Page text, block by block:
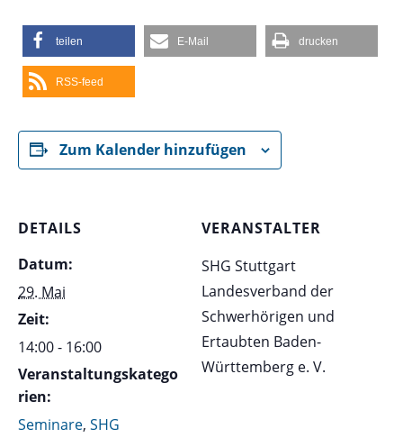
teilen E-Mail drucken
RSS-feed
Zum Kalender hinzufügen
DETAILS
Datum:
29. Mai
Zeit:
14:00 - 16:00
Veranstaltungskatego
rien:
Seminare, SHG
VERANSTALTER
SHG Stuttgart
Landesverband der
Schwerhörigen und
Ertaubten Baden-
Württemberg e. V.